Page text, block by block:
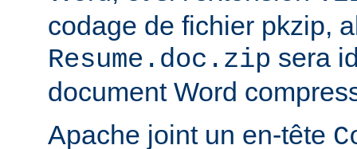
codage de fichier pkzip,
Resume.doc.zip sera
document Word
Apache joint un en-tête